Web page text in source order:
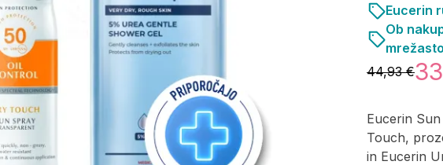
Eucerin
Touch,
in Eucerin
44,93 €
Eucerin
Ob